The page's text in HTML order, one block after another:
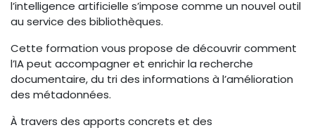
l’intelligence artificielle s’impose comme un nouvel outil
au service des bibliothèques.
Cette formation vous propose de découvrir comment
l’IA peut accompagner et enrichir la recherche
documentaire, du tri des informations à l’amélioration
des métadonnées.
À travers des apports concrets et des